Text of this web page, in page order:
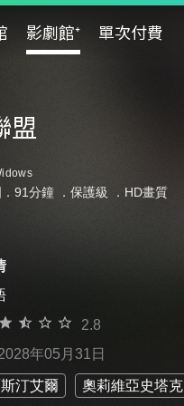
影劇館⁺ 單次付費
盟
91分鐘 ． 保護級 ．HD畫質
2.8
年05月31日
汀艾爾 奧莉維亞史塔克